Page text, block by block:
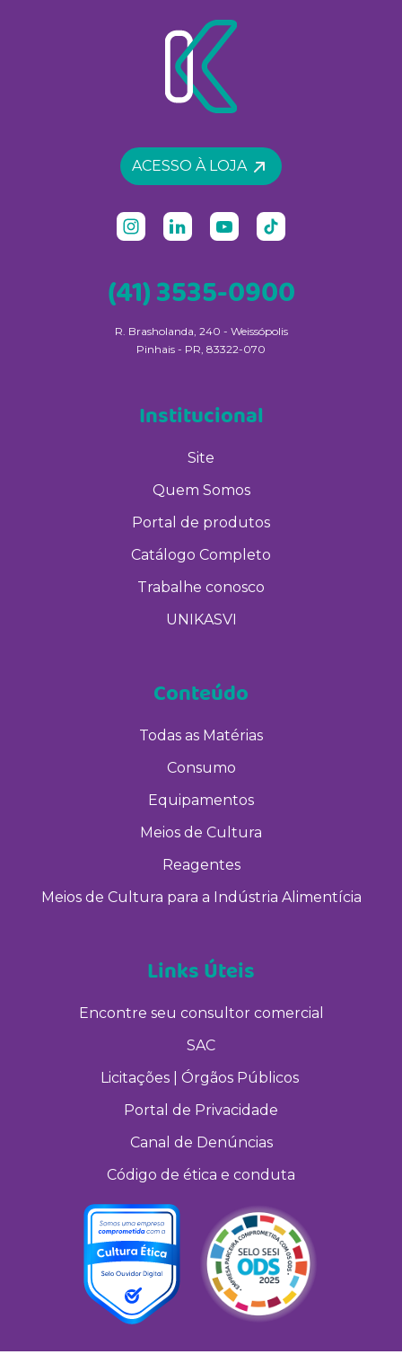
ACESSO À LOJA
(41) 3535-0900
R. Brasholanda, 240 - Weissópolis
Pinhais - PR, 83322-070
Institucional
Site
Quem Somos
Portal de produtos
Catálogo Completo
Trabalhe conosco
UNIKASVI
Conteúdo
Todas as Matérias
Consumo
Equipamentos
Meios de Cultura
Reagentes
Meios de Cultura para a Indústria Alimentícia
Links Úteis
Encontre seu consultor comercial
SAC
Licitações | Órgãos Públicos
Portal de Privacidade
Canal de Denúncias
Código de ética e conduta